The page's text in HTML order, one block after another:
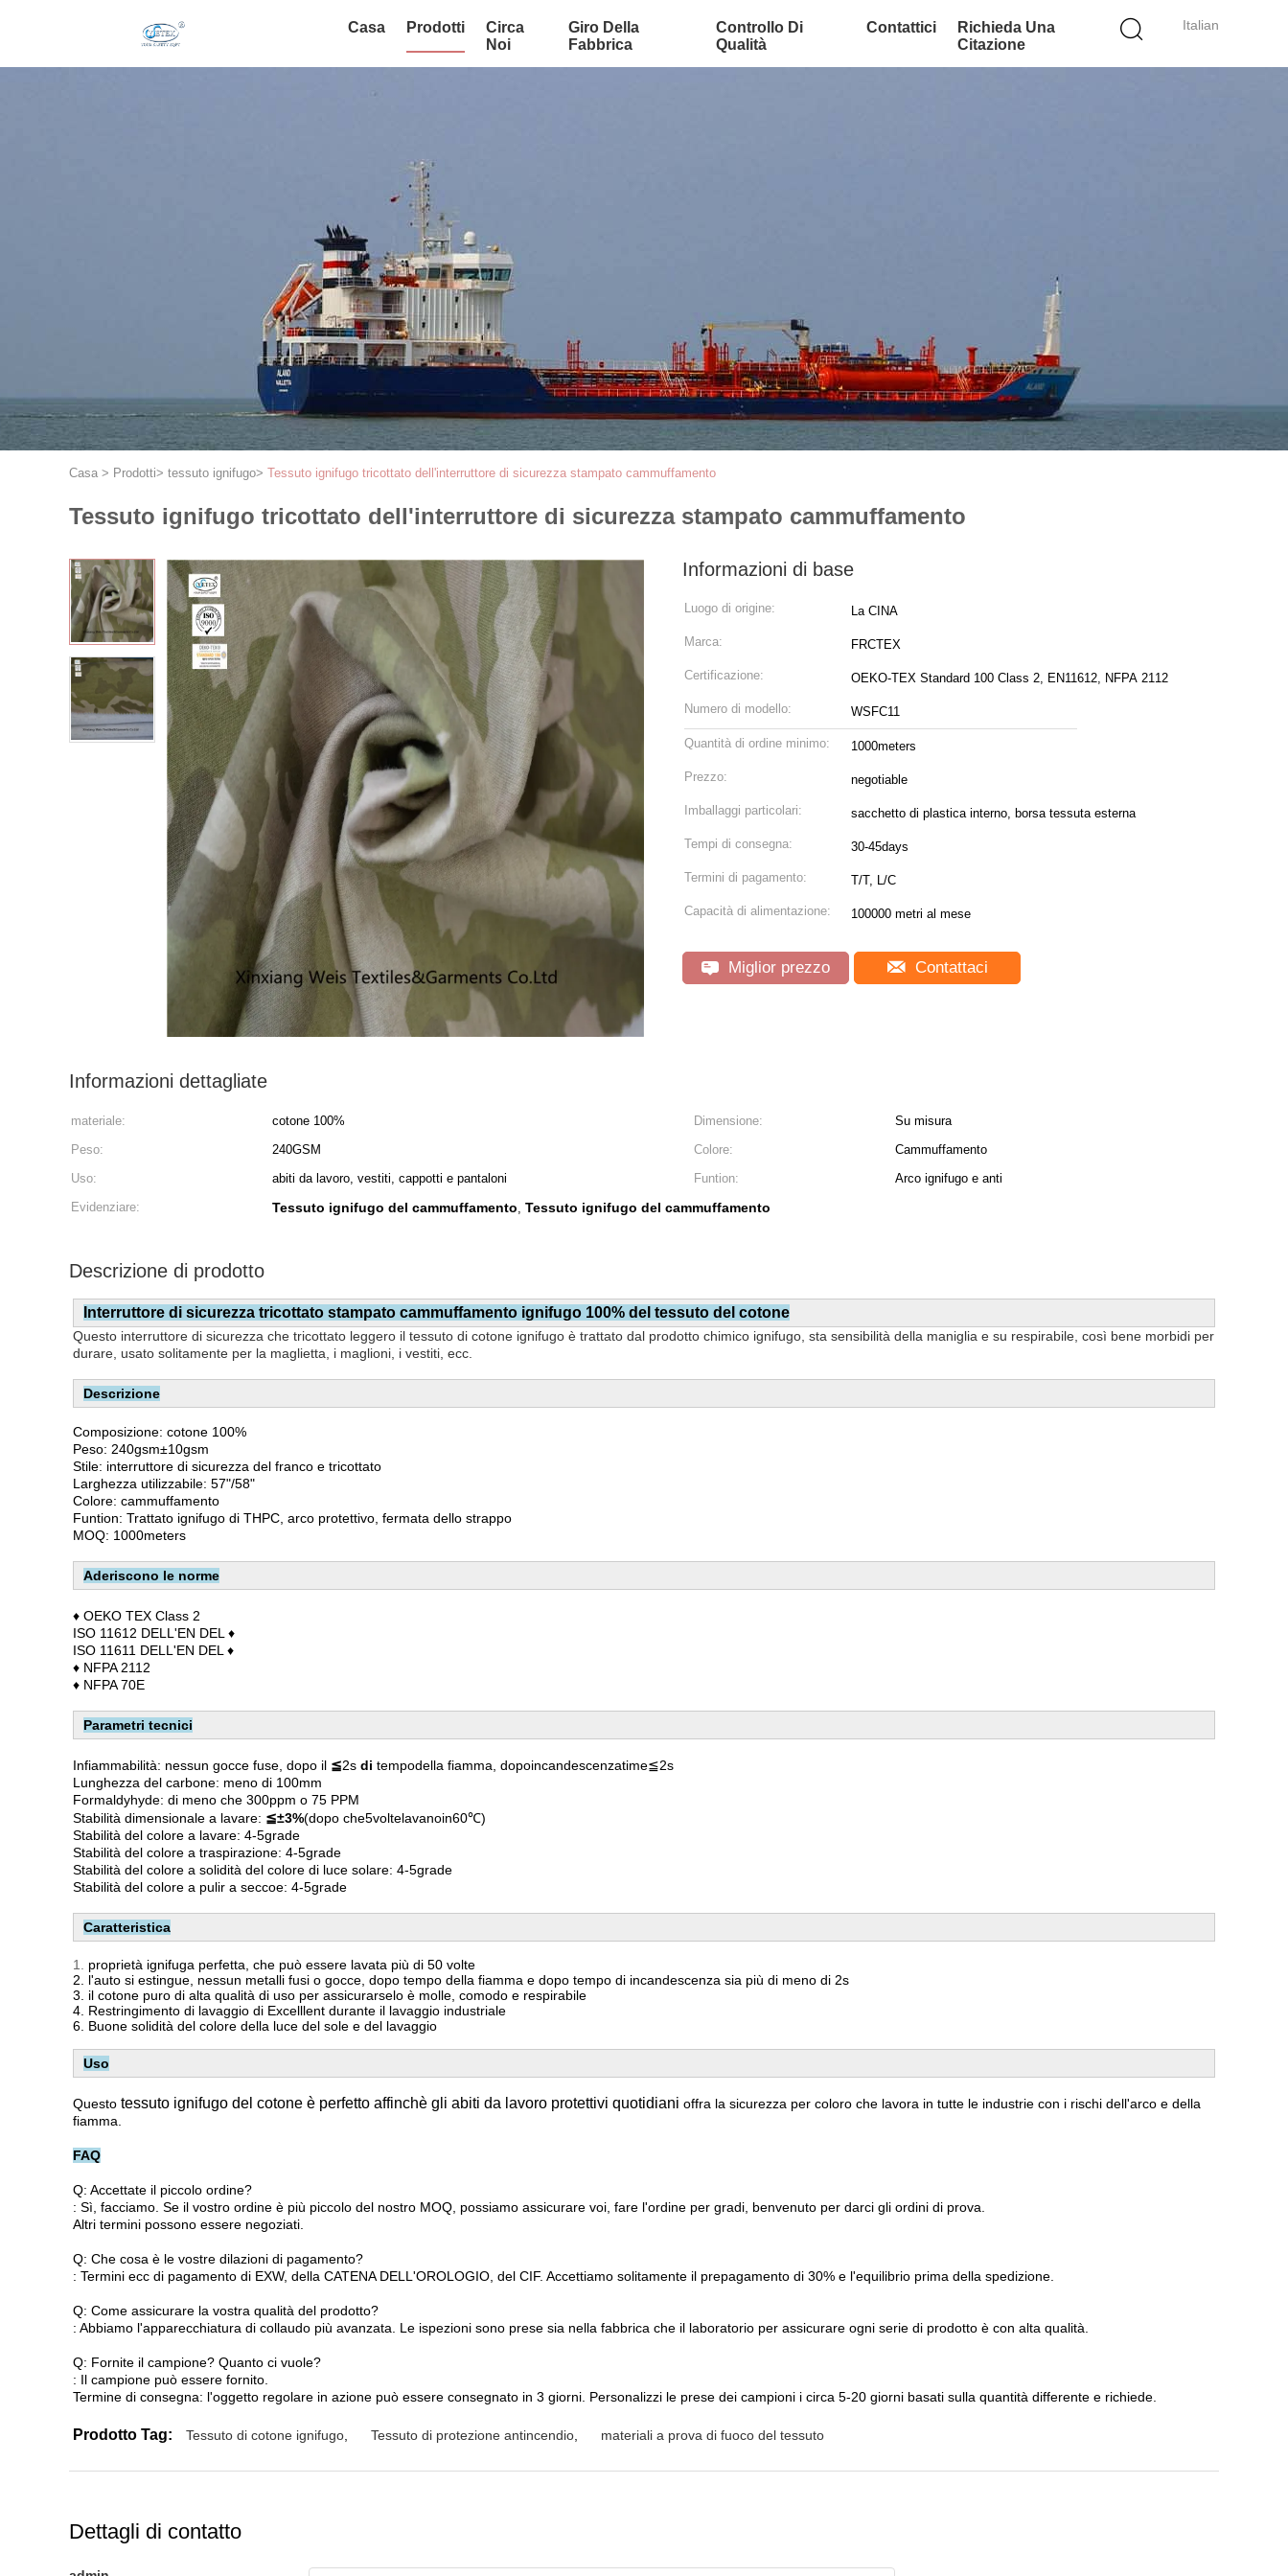
Italian
Casa Prodotti
Circa
Noi
Giro Della
Fabbrica
Controllo Di
Qualità
Contattici
Richieda Una
Citazione
Casa > Prodotti> tessuto ignifugo> Tessuto ignifugo tricottato dell'interruttore di sicurezza stampato cammuffamento
Tessuto ignifugo tricottato dell'interruttore di sicurezza stampato cammuffamento
Informazioni di base
Luogo di origine: La CINA
Marca: FRCTEX
Certificazione: OEKO-TEX Standard 100 Class 2, EN11612, NFPA 2112
Numero di modello: WSFC11
Quantità di ordine minimo: 1000meters
Prezzo: negotiable
Imballaggi particolari: sacchetto di plastica interno, borsa tessuta esterna
Tempi di consegna: 30-45days
Termini di pagamento: T/T, L/C
Capacità di alimentazione: 100000 metri al mese
Miglior prezzo Contattaci
Informazioni dettagliate
materiale: cotone 100% Dimensione:
Su misura
Peso:
240GSM Colore:
Cammuffamento
Uso:
abiti da lavoro, vestiti, cappotti e pantaloni Funtion:
Arco ignifugo e anti
Evidenziare:
Tessuto ignifugo del cammuffamento, Tessuto ignifugo del cammuffamento
Descrizione di prodotto
Interruttore di sicurezza tricottato stampato cammuffamento ignifugo 100% del tessuto del cotone
Questo interruttore di sicurezza che tricottato leggero il tessuto di cotone ignifugo è trattato dal prodotto chimico ignifugo, sta sensibilità della maniglia e su respirabile, così bene morbidi per
durare, usato solitamente per la maglietta, i maglioni, i vestiti, ecc.
Descrizione
Composizione: cotone 100%
Peso: 240gsm±10gsm
Stile: interruttore di sicurezza del franco e tricottato
Larghezza utilizzabile: 57"/58"
Colore: cammuffamento
Funtion: Trattato ignifugo di THPC, arco protettivo, fermata dello strappo
MOQ: 1000meters
Aderiscono le norme
♦ OEKO TEX Class 2
ISO 11612 DELL'EN DEL ♦
ISO 11611 DELL'EN DEL ♦
♦ NFPA 2112
♦ NFPA 70E
Parametri tecnici
Infiammabilità: nessun gocce fuse, dopo il ≦2s di tempodella fiamma, dopoincandescenzatime≦2s
Lunghezza del carbone: meno di 100mm
Formaldyhyde: di meno che 300ppm o 75 PPM
Stabilità dimensionale a lavare: ≦±3%(dopo che5voltelavanoin60℃)
Stabilità del colore a lavare: 4-5grade
Stabilità del colore a traspirazione: 4-5grade
Stabilità del colore a solidità del colore di luce solare: 4-5grade
Stabilità del colore a pulir a seccoe: 4-5grade
Caratteristica
1. proprietà ignifuga perfetta, che può essere lavata più di 50 volte
2. l'auto si estingue, nessun metalli fusi o gocce, dopo tempo della fiamma e dopo tempo di incandescenza sia più di meno di 2s
3. il cotone puro di alta qualità di uso per assicurarselo è molle, comodo e respirabile
4. Restringimento di lavaggio di Excelllent durante il lavaggio industriale
6. Buone solidità del colore della luce del sole e del lavaggio
Uso
Questo tessuto ignifugo del cotone è perfetto affinchè gli abiti da lavoro protettivi quotidiani offra la sicurezza per coloro che lavora in tutte le industrie con i rischi dell'arco e della
fiamma.
FAQ
Q: Accettate il piccolo ordine?
: Sì, facciamo. Se il vostro ordine è più piccolo del nostro MOQ, possiamo assicurare voi, fare l'ordine per gradi, benvenuto per darci gli ordini di prova.
Altri termini possono essere negoziati.
Q: Che cosa è le vostre dilazioni di pagamento?
: Termini ecc di pagamento di EXW, della CATENA DELL'OROLOGIO, del CIF. Accettiamo solitamente il prepagamento di 30% e l'equilibrio prima della spedizione.
Q: Come assicurare la vostra qualità del prodotto?
: Abbiamo l'apparecchiatura di collaudo più avanzata. Le ispezioni sono prese sia nella fabbrica che il laboratorio per assicurare ogni serie di prodotto è con alta qualità.
Q: Fornite il campione? Quanto ci vuole?
: Il campione può essere fornito.
Termine di consegna: l'oggetto regolare in azione può essere consegnato in 3 giorni. Personalizzi le prese dei campioni i circa 5-20 giorni basati sulla quantità differente e richiede.
Prodotto Tag: Tessuto di cotone ignifugo Tessuto di protezione antincendio materiali a prova di fuoco del tessuto
Dettagli di contatto